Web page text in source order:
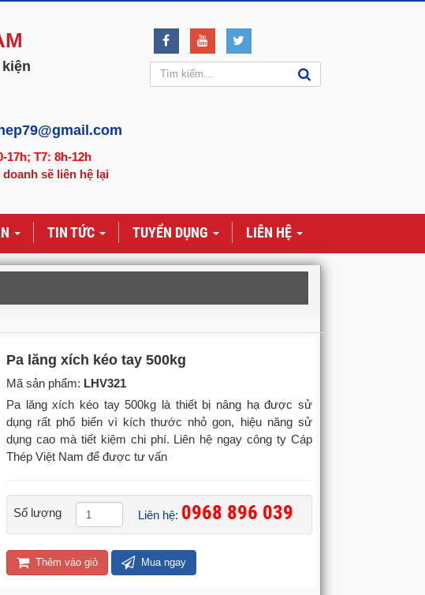
17h; T7: 8h-12h
sẽ liên hệ lại
TIN TỨC TUYỂN DỤNG LIÊN HỆ
Pa lăng xích kéo tay 500kg
Mã sản phẩm: LHV321
Pa lăng xích kéo tay 500kg là thiết bị nâng hạ được sử
dụng rất phổ biến vì kích thước nhỏ gon, hiệu năng sử
dụng cao mà tiết kiệm chi phí. Liên hệ ngay công ty Cáp
Thép Việt Nam để được tư vấn
Số lượng Liên hệ: 0968 896 039
Thêm vào giỏ Mua ngay